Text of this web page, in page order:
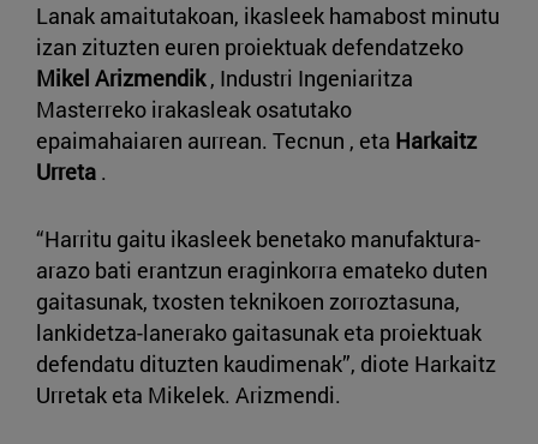
Lanak amaitutakoan, ikasleek hamabost minutu
izan zituzten euren proiektuak defendatzeko
Mikel Arizmendik, Industri Ingeniaritza
Masterreko irakasleak osatutako
epaimahaiaren aurrean. Tecnun , eta Harkaitz
Urreta .
“Harritu gaitu ikasleek benetako manufaktura-
arazo bati erantzun eraginkorra emateko duten
gaitasunak, txosten teknikoen zorroztasuna,
lankidetza-lanerako gaitasunak eta proiektuak
defendatu dituzten kaudimenak”, diote Harkaitz
Urretak eta Mikelek. Arizmendi.